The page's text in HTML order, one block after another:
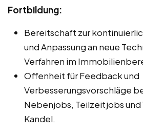
Fortbildung:
Bereitschaft zur
und Anpassung an neue
Verfahren im
Offenheit für Feedback und
Verbesserungsvorschläge
Nebenjobs, Teilzeitjobs
Kandel.